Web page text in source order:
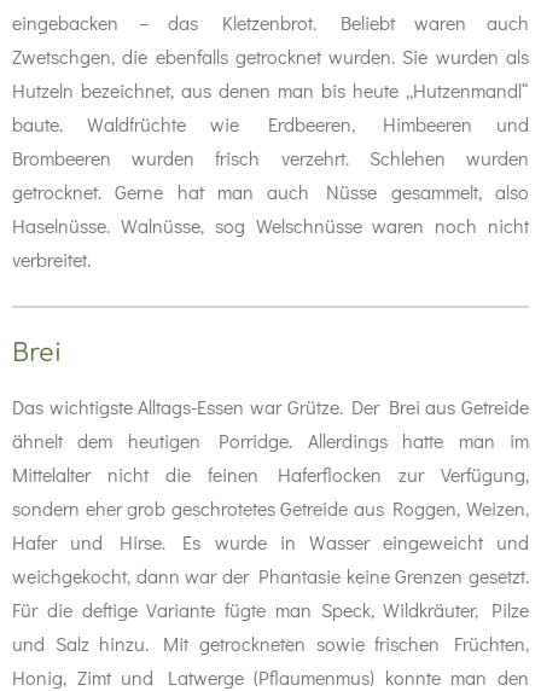
eingebacken – das Kletzenbrot. Beliebt waren auch
Zwetschgen, die ebenfalls getrocknet wurden. Sie wurden als
Hutzeln bezeichnet, aus denen man bis heute „Hutzenmandl“
baute. Waldfrüchte wie Erdbeeren, Himbeeren und
Brombeeren wurden frisch verzehrt. Schlehen wurden
getrocknet. Gerne hat man auch Nüsse gesammelt, also
Haselnüsse. Walnüsse, sog Welschnüsse waren noch nicht
verbreitet.
Brei
Das wichtigste Alltags-Essen war Grütze. Der Brei aus Getreide
ähnelt dem heutigen Porridge. Allerdings hatte man im
Mittelalter nicht die feinen Haferflocken zur Verfügung,
sondern eher grob geschrotetes Getreide aus Roggen, Weizen,
Hafer und Hirse. Es wurde in Wasser eingeweicht und
weichgekocht, dann war der Phantasie keine Grenzen gesetzt.
Für die deftige Variante fügte man Speck, Wildkräuter, Pilze
und Salz hinzu. Mit getrockneten sowie frischen Früchten,
Honig, Zimt und Latwerge (Pflaumenmus) konnte man den